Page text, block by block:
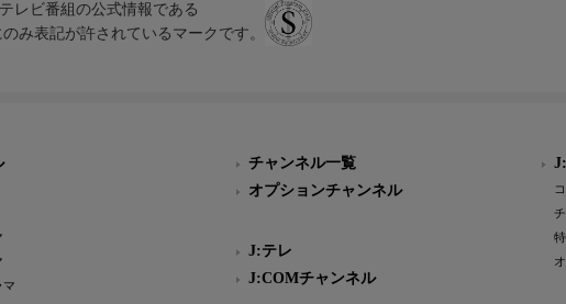
レビ番組の公式情報である
み表記が許されているマークです。
マ
チャンネル一覧
オプションチャンネル
J:テレ
J:COMチャンネル